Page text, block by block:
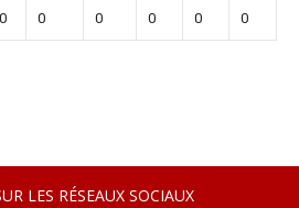
0 0 0 0 0 0
LES RÉSEAUX SOCIAUX